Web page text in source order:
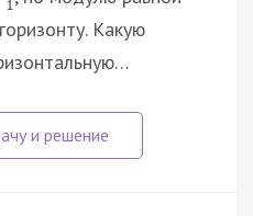
1
Какую